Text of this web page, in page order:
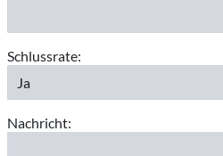
Schlussrate:
Nachricht: